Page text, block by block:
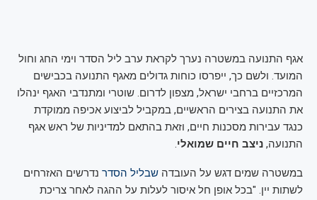
אגף התנועה במשטרה נערך לקראת ערב ליל הסדר וימי החג וחול
המועד. ולשם כך, ייפרסו כוחות גדולים מאגף התנועה בכבישים
המרכזיים ברחבי ישראל, מצפון לדרום. שוטרי ומתנדבי האגף ינהלו
את התנועה בצירים הראשיים, במקביל לביצוע אכיפה ממוקדת
כנגד עבירות מסכנות חיים, וזאת בהתאם למדיניות של ראש אגף
התנועה, ניצב חיים שמואלי.
במשטרה שמים דגש על העובדה שבליל הסדר נדרשים האזרחים
לשתות יין. "בכל אופן חל איסור לעלות על ההגה לאחר צריכת